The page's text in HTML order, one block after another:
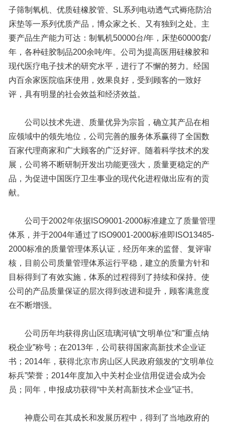
子筛制氧机、优质硅橡胶管、SL系列电动透气式褥疮防治
床垫等一系列优质产品，博众家之长、又有独到之处。主
要产品生产能力可达：制氧机50000台/年，床垫60000套/
年，各种硅胶制品200余吨/年。公司为提高医用硅橡胶和
现代医疗电子技术的研究水平，进行了不懈的努力。经国
内百余家医院临床使用，效果良好，受到顾客的一致好
评，具有明显的社会效益和经济效益。
公司以技术先进、质量优异为宗旨，确立其产品在相
应领域中的领先地位，公司完善的服务体系赢得了全国数
百家代理商家和广大顾客的广泛好评。随着科学技术的发
展，公司将不断研制开发出功能更强大，质量更稳定的产
品，为促进中国医疗卫生事业的现代化进程做出应有的贡
献。
公司于2002年依据ISO9001-2000标准建立了质量管理
体系，并于2004年通过了ISO9001-2000标准即ISO13485-
2000标准的质量管理体系认证，经历年来的监督、复评审
核，目前公司质量管理体系运行平稳，建立的质量方针和
目标得到了有效实施，体系的过程得到了持续和保持。使
公司的产品质量保证的层次得到改进和提升，顾客满意度
在不断增强。
公司历年均获得房山区琉璃河镇“文明单位”和”重点纳
税企业”称号；在2013年，公司获得国家高新技术企业证
书；2014年，获得北京市房山区人民政府颁发的“文明单位
标兵”荣誉；2014年度加入中关村企业信用促进会成为会
员；同年，申报成功获得“中关村高新技术企业”证书。
神鹿公司在其成长和发展历程中，得到了当地政府的